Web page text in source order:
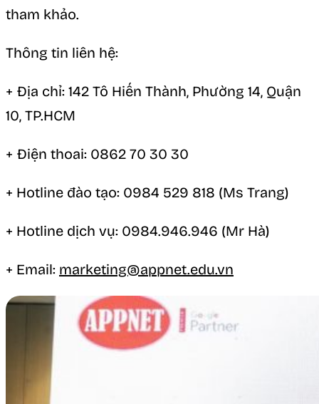
tham khảo.
Thông tin liên hệ:
+ Địa chỉ: 142 Tô Hiến Thành, Phường 14, Quận
10, TP.HCM
+ Điện thoai: 0862 70 30 30
+ Hotline đào tạo: 0984 529 818 (Ms Trang)
+ Hotline dịch vụ: 0984.946.946 (Mr Hà)
+ Email: marketing@appnet.edu.vn